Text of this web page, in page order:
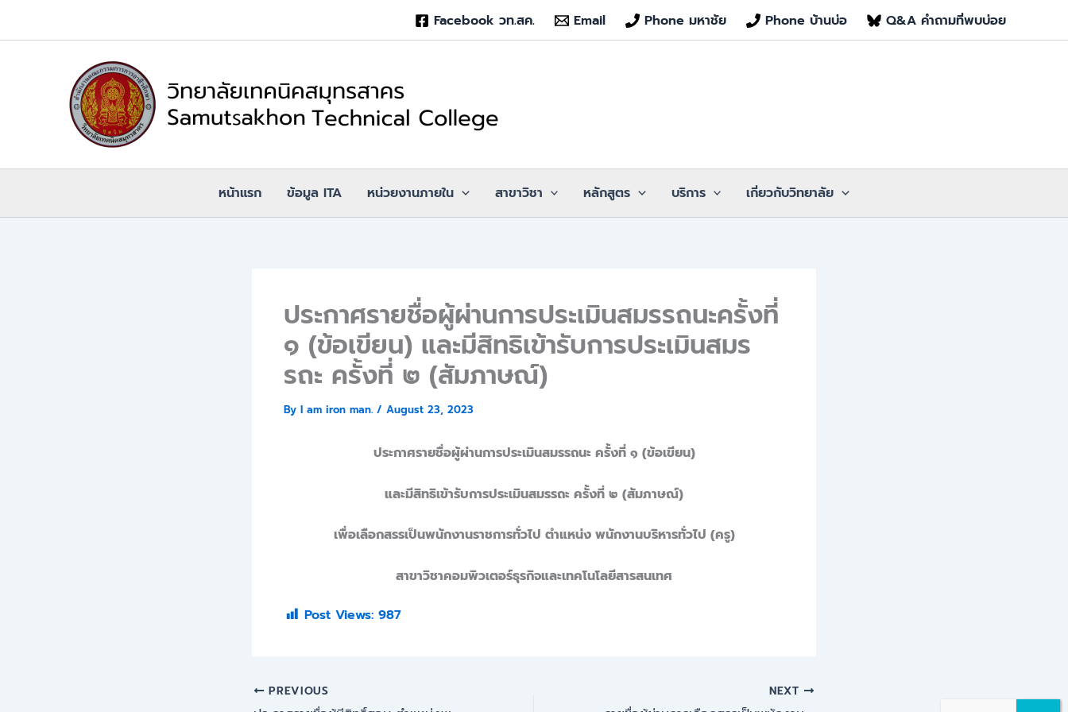
Facebook วท.สค. Email Phone มหาชัย Phone บ้านบ่อ Q&A คำถามที่พบบ่อย
หน้าแรก ข้อมูล ITA หน่วยงานภายใน สาขาวิชา หลักสูตร บริการ เกี่ยวกับวิทยาลัย
ประกาศรายชื่อผู้ผ่านการประเมินสมรรถนะครั้งที่
๑ (ข้อเขียน) และมีสิทธิเข้ารับการประเมินสมร
รถะ ครั้งที่ ๒ (สัมภาษณ์)
By I am iron man. / August 23, 2023
ประกาศรายชื่อผู้ผ่านการประเมินสมรรถนะ ครั้งที่ ๑ (ข้อเขียน)
และมีสิทธิเข้ารับการประเมินสมรรถะ ครั้งที่ ๒ (สัมภาษณ์)
เพื่อเลือกสรรเป็นพนักงานราชการทั่วไป ตำแหน่ง พนักงานบริหารทั่วไป (ครู)
สาขาวิชาคอมพิวเตอร์ธุรกิจและเทคโนโลยีสารสนเทศ
Post Views: 987
PREVIOUS NEXT